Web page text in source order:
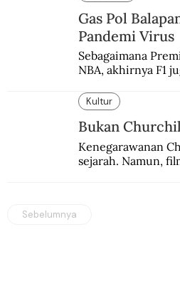
Gas Pol
Pandemi Virus
Sebagaimana
NBA, akhirnya F1
enam dekade
Kultur
Bukan
Kenegarawanan
sejarah. Namun,
Sebelumnya